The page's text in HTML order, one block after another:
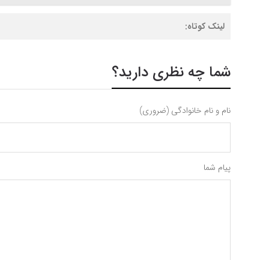
لینک کوتاه:
شما چه نظری دارید؟
نام و نام خانوادگی (ضروری)
پیام شما